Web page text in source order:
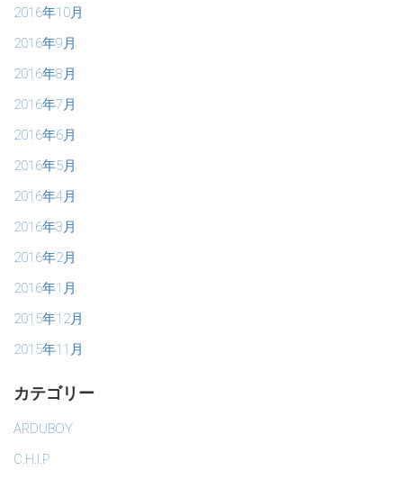
2016年10月
2016年9月
2016年8月
2016年7月
2016年6月
2016年5月
2016年4月
2016年3月
2016年2月
2016年1月
2015年12月
2015年11月
カテゴリー
ARDUBOY
C.H.I.P